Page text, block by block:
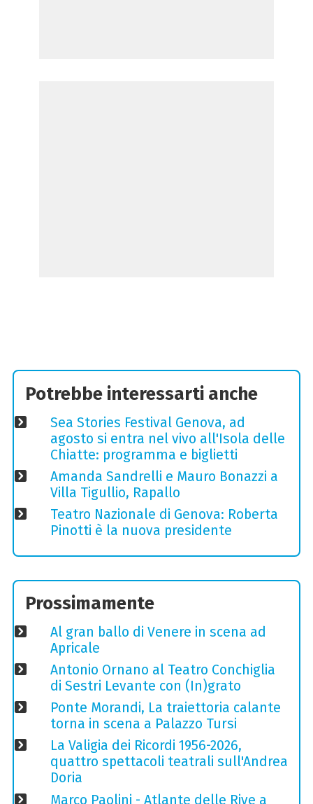
Potrebbe interessarti anche
Sea Stories Festival Genova, ad
agosto si entra nel vivo all'Isola delle
Chiatte: programma e biglietti
Amanda Sandrelli e Mauro Bonazzi a
Villa Tigullio, Rapallo
Teatro Nazionale di Genova: Roberta
Pinotti è la nuova presidente
Prossimamente
Al gran ballo di Venere in scena ad
Apricale
Antonio Ornano al Teatro Conchiglia
di Sestri Levante con (In)grato
Ponte Morandi, La traiettoria calante
torna in scena a Palazzo Tursi
La Valigia dei Ricordi 1956-2026,
quattro spettacoli teatrali sull'Andrea
Doria
Marco Paolini - Atlante delle Rive a